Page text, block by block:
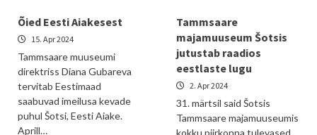
Õied Eesti Aiakesest
15. Apr 2024
Tammsaare muuseumi
direktriss Diana Gubareva
tervitab Eestimaad
saabuvad imeilusa kevade
puhul Šotsi, Eesti Aiake.
Aprill…
Tammsaare
majamuuseum Šotsis
jutustab raadios
eestlaste lugu
2. Apr 2024
31. märtsil said Šotsis
Tammsaare majamuuseumis
kokku piirkonna tulevased